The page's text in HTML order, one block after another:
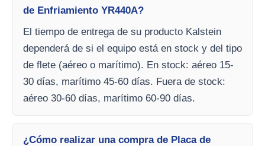
de Enfriamiento YR440A?
El tiempo de entrega de su producto Kalstein
dependerá de si el equipo está en stock y del tipo
de flete (aéreo o marítimo). En stock: aéreo 15-
30 días, marítimo 45-60 días. Fuera de stock:
aéreo 30-60 días, marítimo 60-90 días.
¿Cómo realizar una compra de Placa de